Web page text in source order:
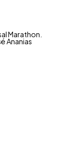
Marathon.
Ananias